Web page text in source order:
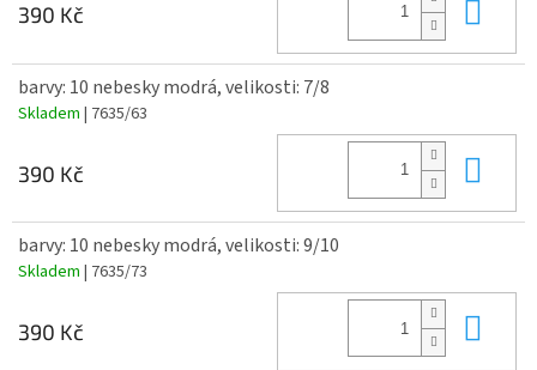
390 Kč
barvy: 10 nebesky modrá, velikosti: 7/8
Skladem | 7635/63
390 Kč
barvy: 10 nebesky modrá, velikosti: 9/10
Skladem | 7635/73
390 Kč